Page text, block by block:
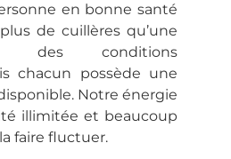
en bonne santé
de cuillères qu’une
des conditions
chacun possède une
Notre énergie
illimitée et beaucoup
faire fluctuer.